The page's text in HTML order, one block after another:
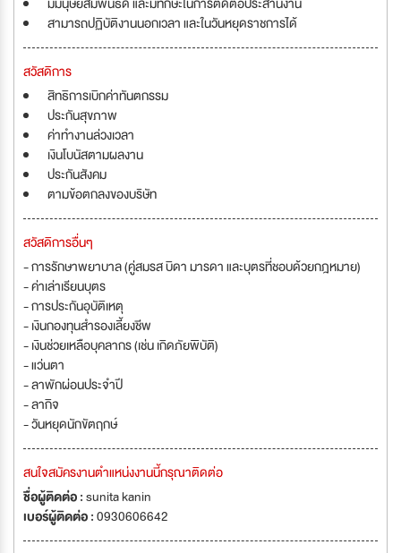
สามารถปฏิบัติงานนอกเวลา และในวันหยุดราชการได้
สวัสดิการ
สิทธิการเบิกค่าทันตกรรม
ประกันสุขภาพ
ค่าทำงานล่วงเวลา
เงินโบนัสตามผลงาน
ประกันสังคม
ตามข้อตกลงของบริษัท
สวัสดิการอื่นๆ
- การรักษาพยาบาล (คู่สมรส บิดา มารดา และบุตรที่ชอบด้วยกฎหมาย)
- ค่าเล่าเรียนบุตร
- การประกันอุบัติเหตุ
- เงินกองทุนสำรองเลี้ยงชีพ
- เงินช่วยเหลือบุคลากร (เช่น เกิดภัยพิบัติ)
- แว่นตา
- ลาพักผ่อนประจำปี
- ลากิจ
- วันหยุดนักขัตฤกษ์
สนใจสมัครงานตำแหน่งงานนี้กรุณาติดต่อ
ชื่อผู้ติดต่อ :sunita kanin
เบอร์ผู้ติดต่อ :0930606642